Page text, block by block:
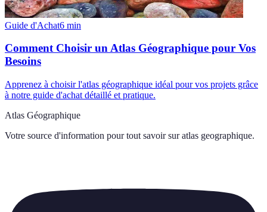
Guide d'Achat6 min
Comment Choisir un Atlas Géographique pour Vos
Besoins
Apprenez à choisir l'atlas géographique idéal pour vos projets grâce
à notre guide d'achat détaillé et pratique.
Atlas Géographique
Votre source d'information pour tout savoir sur atlas geographique.